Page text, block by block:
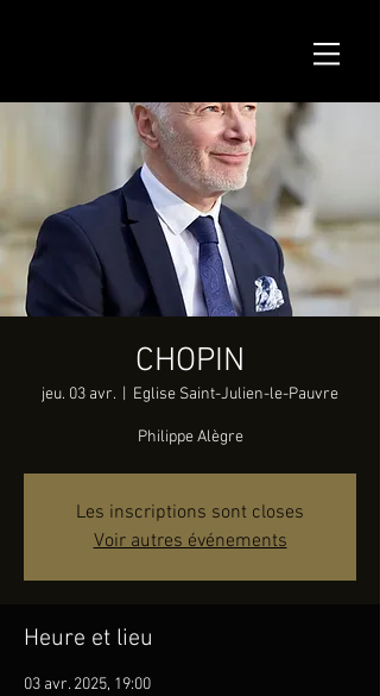
CHOPIN
jeu. 03 avr. Eglise Saint-Julien-le-Pauvre
Philippe Alègre
Les inscriptions sont closes
Voir autres événements
Heure et lieu
03 avr. 2025, 19:00